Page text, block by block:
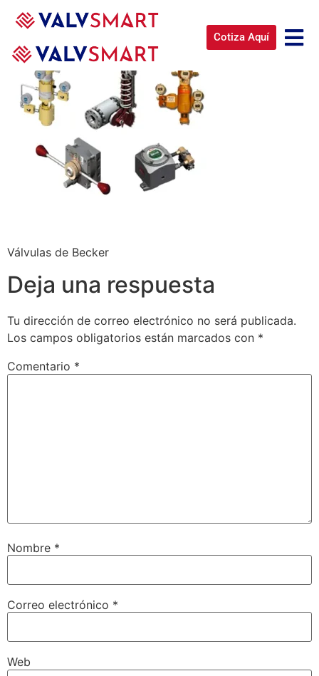
Cotiza Aquí
Válvulas de Becker
Deja una respuesta
Tu dirección de correo electrónico no será publicada.
Los campos obligatorios están marcados con *
Comentario *
Nombre *
Correo electrónico *
Web